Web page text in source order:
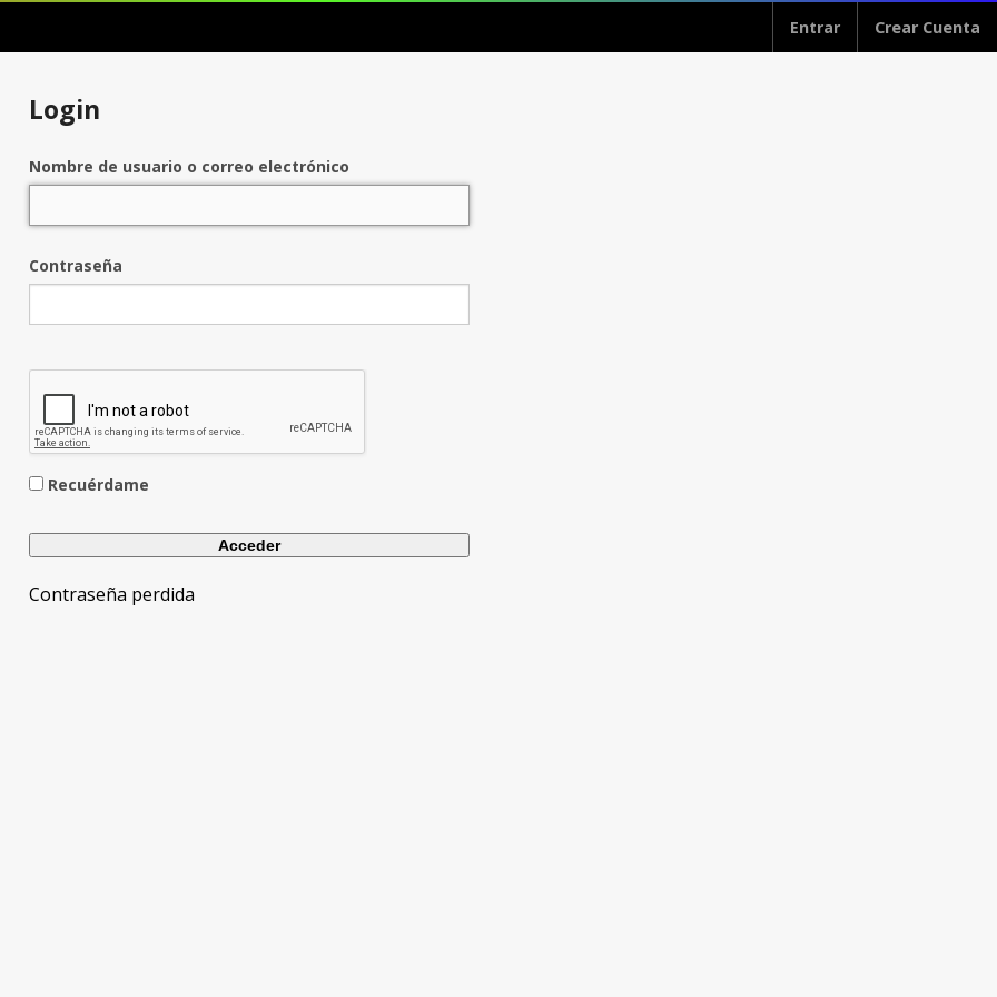
Entrar Crear Cuenta
Login
Nombre de usuario o correo electrónico
Contraseña
Recuérdame
Contraseña perdida